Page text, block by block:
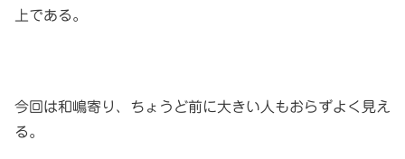
上である。
今回は和嶋寄り、ちょうど前に大きい人もおらずよく見え
る。